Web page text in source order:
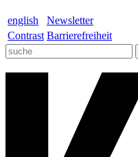
english
Newsletter
Contrast Barrierefreiheit